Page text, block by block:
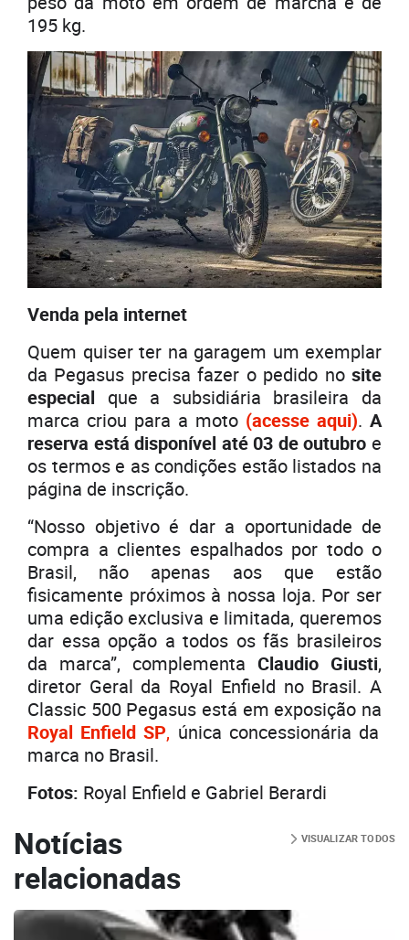
195 kg.
Venda pela internet
Quem quiser ter na garagem um exemplar
da Pegasus precisa fazer o pedido no site
especial que a subsidiária brasileira da
marca criou para a moto (acesse aqui). A
reserva está disponível até 03 de outubro e
os termos e as condições estão listados na
página de inscrição.
“Nosso objetivo é dar a oportunidade de
compra a clientes espalhados por todo o
Brasil, não apenas aos que estão
fisicamente próximos à nossa loja. Por ser
uma edição exclusiva e limitada, queremos
dar essa opção a todos os fãs brasileiros
da marca”, complementa Claudio Giusti,
diretor Geral da Royal Enfield no Brasil. A
Classic 500 Pegasus está em exposição na
Royal Enfield SP, única concessionária da
marca no Brasil.
Fotos: Royal Enfield e Gabriel Berardi
Notícias
relacionadas
VISUALIZAR TODOS